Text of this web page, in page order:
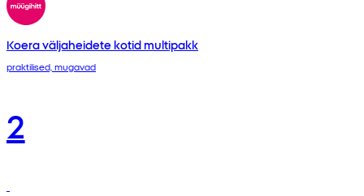
Koera väljaheidete kotid multipakk
praktilised, mugavad
2